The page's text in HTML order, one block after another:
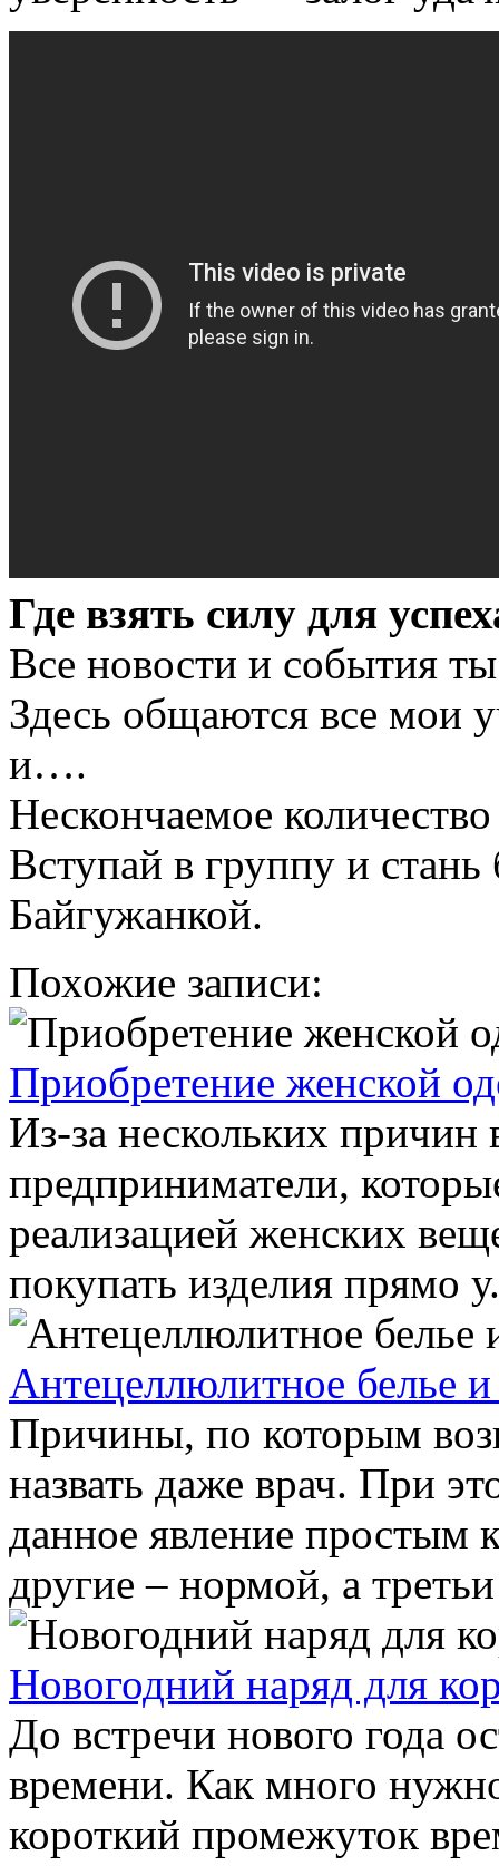
Где взять силу для
Все новости и события
Здесь общаются все мои
и….
Нескончаемое
Вступай в группу и стань
Байгужанкой.
Похожие записи:
Приобретение женской
Из-за нескольких причин
предприниматели,
реализацией женских
покупать изделия прямо
Антецеллюлитное белье и
Причины, по которым
назвать даже врач. При
данное явление простым
другие – нормой, а
Новогодний наряд для
До встречи нового года
времени. Как много
короткий промежуток